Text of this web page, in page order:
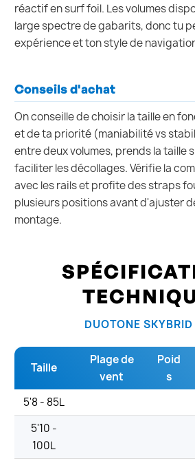
réactif en surf foil. Les volumes
large spectre de gabarits, donc tu
expérience et ton style de
Conseils d'achat
On conseille de choisir la taille en
et de ta priorité (maniabilité vs
entre deux volumes, prends la taille
faciliter les décollages. Vérifie la
avec les rails et profite des straps
plusieurs positions avant d'ajuster
montage.
DUOTONE
Taille
Plage de
vent
Poid
s
5'8 - 85L
5'10 -
100L